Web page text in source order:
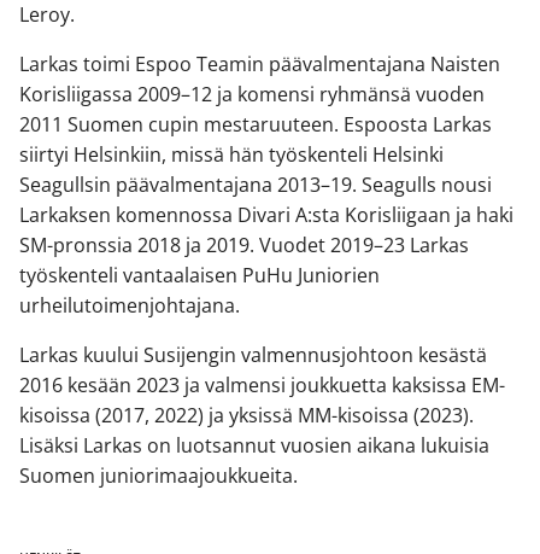
Leroy.
Larkas toimi Espoo Teamin päävalmentajana Naisten
Korisliigassa 2009–12 ja komensi ryhmänsä vuoden
2011 Suomen cupin mestaruuteen. Espoosta Larkas
siirtyi Helsinkiin, missä hän työskenteli Helsinki
Seagullsin päävalmentajana 2013–19. Seagulls nousi
Larkaksen komennossa Divari A:sta Korisliigaan ja haki
SM-pronssia 2018 ja 2019. Vuodet 2019–23 Larkas
työskenteli vantaalaisen PuHu Juniorien
urheilutoimenjohtajana.
Larkas kuului Susijengin valmennusjohtoon kesästä
2016 kesään 2023 ja valmensi joukkuetta kaksissa EM-
kisoissa (2017, 2022) ja yksissä MM-kisoissa (2023).
Lisäksi Larkas on luotsannut vuosien aikana lukuisia
Suomen juniorimaajoukkueita.